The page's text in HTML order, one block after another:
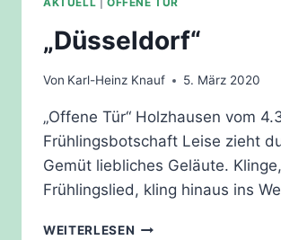
„Düsseldorf“
Von Karl-Heinz Knauf 5. März 2020
„Offene Tür“ Holzhausen vom
Frühlingsbotschaft Leise zieht
Gemüt liebliches Geläute.
Frühlingslied, kling hinaus ins
WEITERLESEN „DÜSSELDORF“